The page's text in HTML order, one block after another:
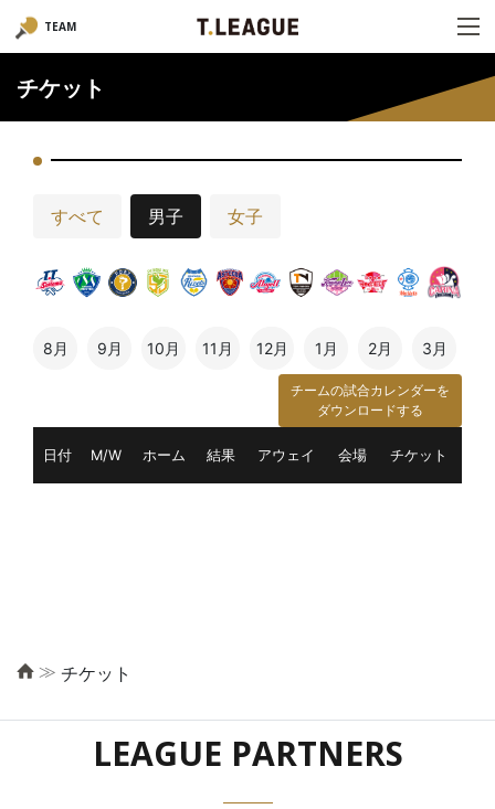
TEAM
チケット
すべて 男子 女子
8月 9月 10月 11月 12月 1月 2月 3月
チームの試合カレンダーを
ダウンロードする
日付 M/W ホーム 結果 アウェイ 会場 チケット
≫ チケット
LEAGUE PARTNERS